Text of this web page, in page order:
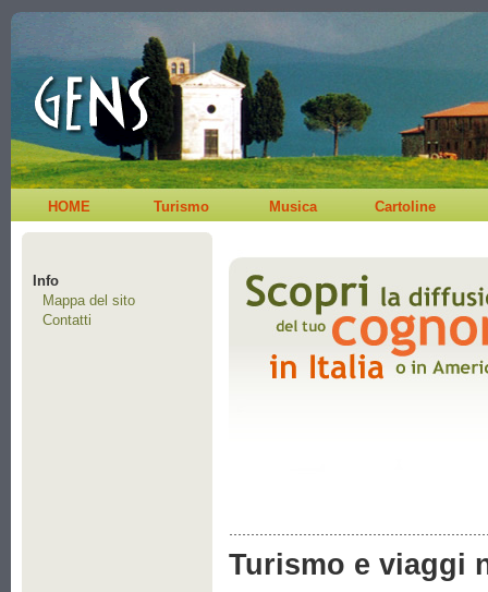
HOME Turismo Musica Cartoline
Info
Mappa del sito
Contatti
Turismo e viaggi